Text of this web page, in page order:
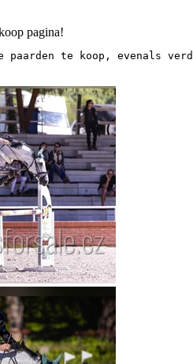
pagina!
te koop, evenals